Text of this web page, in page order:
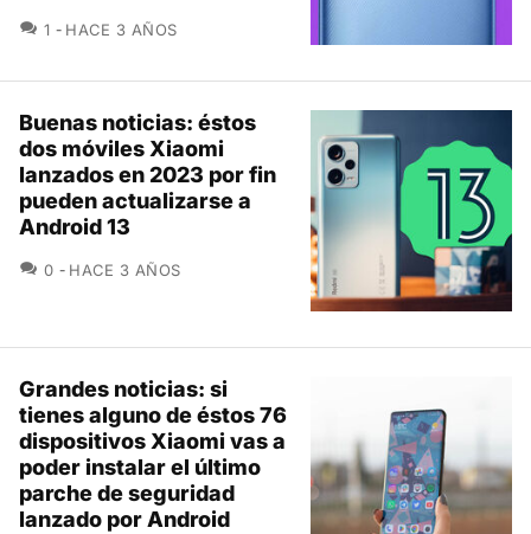
1 COMENTARIOS
HACE 3 AÑOS
Buenas noticias: éstos
dos móviles Xiaomi
lanzados en 2023 por fin
pueden actualizarse a
Android 13
0 COMENTARIOS
HACE 3 AÑOS
Grandes noticias: si
tienes alguno de éstos 76
dispositivos Xiaomi vas a
poder instalar el último
parche de seguridad
lanzado por Android